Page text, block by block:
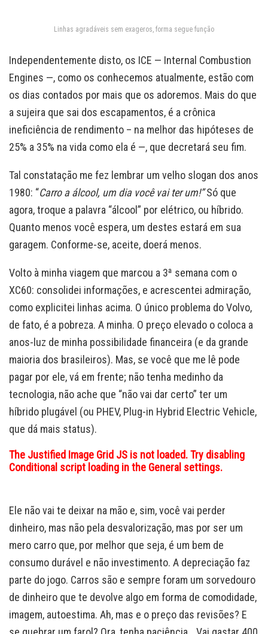
Linhas agradáveis sem exageros, forma segue função
Independentemente disto, os ICE — Internal Combustion
Engines —, como os conhecemos atualmente, estão com
os dias contados por mais que os adoremos. Mais do que
a sujeira que sai dos escapamentos, é a crônica
ineficiência de rendimento – na melhor das hipóteses de
25% a 35% na vida como ela é —, que decretará seu fim.
Tal constatação me fez lembrar um velho slogan dos anos
1980: “Carro a álcool, um dia você vai ter um!”Só que
agora, troque a palavra “álcool” por elétrico, ou híbrido.
Quanto menos você espera, um destes estará em sua
garagem. Conforme-se, aceite, doerá menos.
Volto à minha viagem que marcou a 3ª semana com o
XC60: consolidei informações, e acrescentei admiração,
como explicitei linhas acima. O único problema do Volvo,
de fato, é a pobreza. A minha. O preço elevado o coloca a
anos-luz de minha possibilidade financeira (e da grande
maioria dos brasileiros). Mas, se você que me lê pode
pagar por ele, vá em frente; não tenha medinho da
tecnologia, não ache que “não vai dar certo” ter um
híbrido plugável (ou PHEV, Plug-in Hybrid Electric Vehicle,
que dá mais status).
The Justified Image Grid JS is not loaded. Try disabling
Conditional script loading in the General settings.
Ele não vai te deixar na mão e, sim, você vai perder
dinheiro, mas não pela desvalorização, mas por ser um
mero carro que, por melhor que seja, é um bem de
consumo durável e não investimento. A depreciação faz
parte do jogo. Carros são e sempre foram um sorvedouro
de dinheiro que te devolve algo em forma de comodidade,
imagem, autoestima. Ah, mas e o preço das revisões? E